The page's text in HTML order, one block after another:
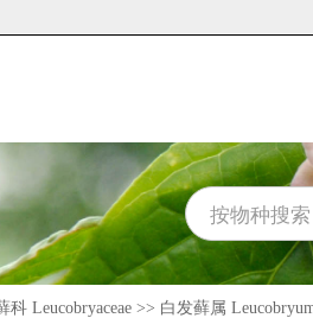
科 Leucobryaceae >> 白发藓属